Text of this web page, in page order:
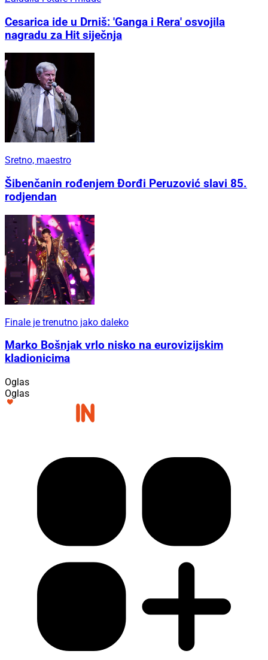
Cesarica ide u Drniš: 'Ganga i Rera' osvojila
nagradu za Hit siječnja
Sretno, maestro
Šibenčanin rođenjem Đorđi Peruzović slavi 85.
rodjendan
Finale je trenutno jako daleko
Marko Bošnjak vrlo nisko na eurovizijskim
kladionicima
Oglas
Oglas